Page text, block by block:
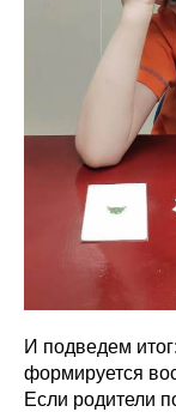
И подведем
формируется
Если родители